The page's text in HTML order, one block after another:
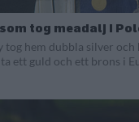
tog meadalj i
tog hem dubbla silver och
ett guld och ett brons i